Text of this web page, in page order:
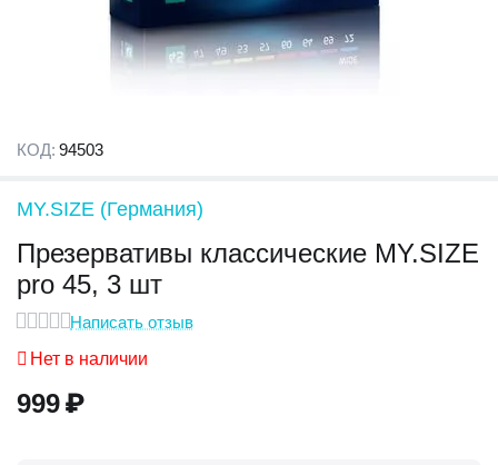
КОД: 94503
MY.SIZE (Германия)
Презервативы классические MY.SIZE
pro 45, 3 шт
Написать отзыв
Нет в наличии
999₽